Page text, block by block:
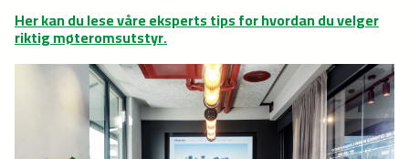
Her kan du lese våre eksperts tips for hvordan du velger
riktig møteromsutstyr.